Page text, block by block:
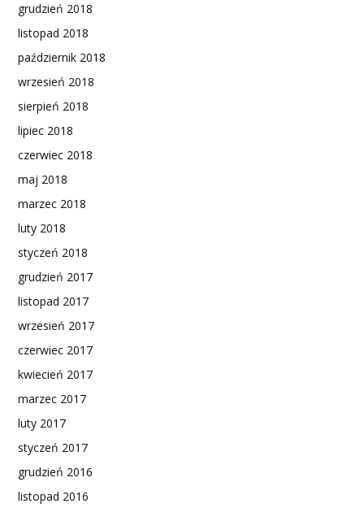
grudzień 2018
listopad 2018
październik 2018
wrzesień 2018
sierpień 2018
lipiec 2018
czerwiec 2018
maj 2018
marzec 2018
luty 2018
styczeń 2018
grudzień 2017
listopad 2017
wrzesień 2017
czerwiec 2017
kwiecień 2017
marzec 2017
luty 2017
styczeń 2017
grudzień 2016
listopad 2016